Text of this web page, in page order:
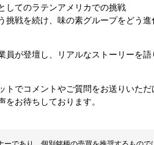
してのラテンアメリカでの挑戦
挑戦を続け、味の素グループをどう
員が登壇し、リアルなストーリーを語
トでコメントやご質問をお送りいただ
をお待ちしております。